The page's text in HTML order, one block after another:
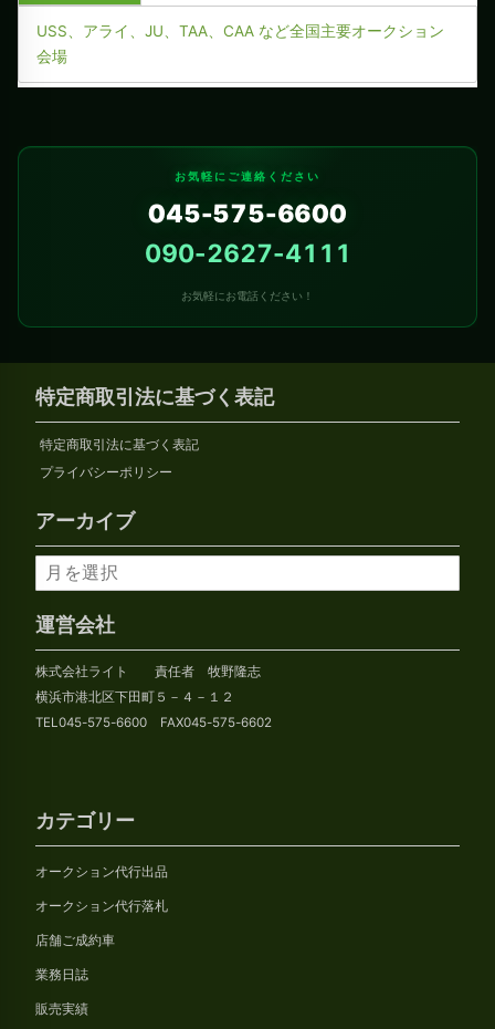
USS、アライ、JU、TAA、CAA など全国主要オークション
会場
お気軽にご連絡ください
045-575-6600
090-2627-4111
お気軽にお電話ください！
特定商取引法に基づく表記
特定商取引法に基づく表記
プライバシーポリシー
アーカイブ
ア
ー
カ
イ
ブ
運営会社
株式会社ライト 責任者 牧野隆志
横浜市港北区下田町５－４－１２
TEL045-575-6600 FAX045-575-6602
カテゴリー
オークション代行出品
オークション代行落札
店舗ご成約車
業務日誌
販売実績